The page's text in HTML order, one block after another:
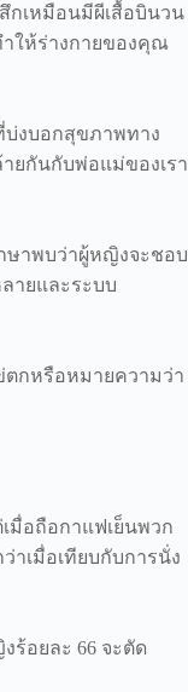
กเหมือนมีผีเสื้อบินวน
ำให้ร่างกายของคุณ
บ่งบอกสุขภาพทาง
ยกันกับพ่อแม่ของเรา
ษาพบว่าผู้หญิงจะชอบ
ายและระบบ
ตกหรือหมายความว่า
มื่อถือกาแฟเย็นพวก
เมื่อเทียบกับการนั่ง
ร้อยละ 66 จะตัด